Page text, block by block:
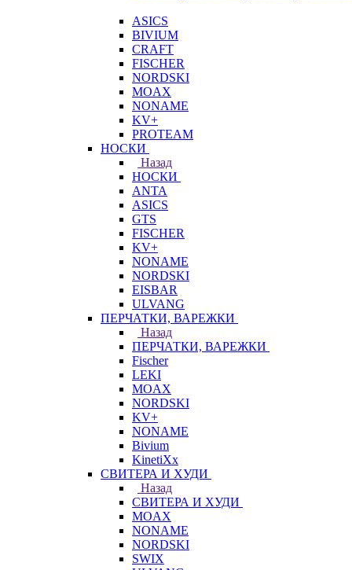
ASICS
BIVIUM
CRAFT
FISCHER
NORDSKI
MOAX
NONAME
KV+
PROTEAM
НОСКИ
Назад
НОСКИ
ANTA
ASICS
GTS
FISCHER
KV+
NONAME
NORDSKI
EISBAR
ULVANG
ПЕРЧАТКИ, ВАРЕЖКИ
Назад
ПЕРЧАТКИ, ВАРЕЖКИ
Fischer
LEKI
MOAX
NORDSKI
KV+
NONAME
Bivium
KinetiXx
СВИТЕРА И ХУДИ
Назад
СВИТЕРА И ХУДИ
MOAX
NONAME
NORDSKI
SWIX